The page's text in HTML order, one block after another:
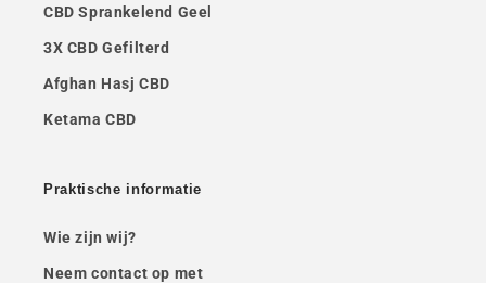
CBD Sprankelend Geel
3X CBD Gefilterd
Afghan Hasj CBD
Ketama CBD
Praktische informatie
Wie zijn wij?
Neem contact op met